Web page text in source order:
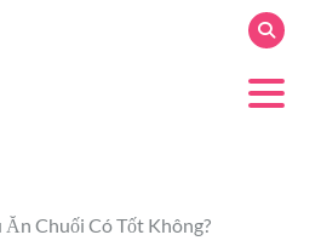
Chuối Có Tốt Không?